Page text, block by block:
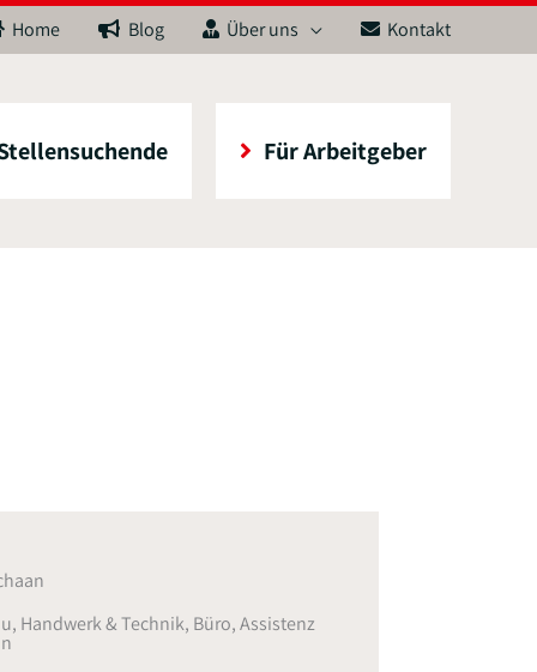
Home Blog Über uns Kontakt
Für Arbeitgeber
Handwerk & Technik, Büro, Assistenz